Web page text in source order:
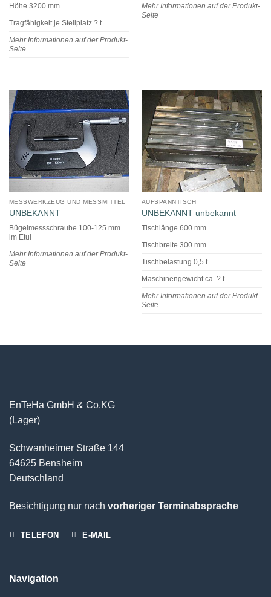
Höhe 3200 mm
Tragfähigkeit je Stellplatz ? t
Mehr Informationen auf der Produkt-
Seite
Mehr Informationen auf der Produkt-
Seite
MESSWERKZEUG UND MESSMITTEL
UNBEKANNT
Bügelmessschraube 100-125 mm
im Etui
Mehr Informationen auf der Produkt-
Seite
AUFSPANNTISCH
UNBEKANNT unbekannt
Tischlänge 600 mm
Tischbreite 300 mm
Tischbelastung 0,5 t
Maschinengewicht ca. ? t
Mehr Informationen auf der Produkt-
Seite
EnTeHa GmbH & Co.KG
(Lager)
Schwanheimer Straße 144
64625 Bensheim
Deutschland
Besichtigung nur nach vorheriger Terminabsprache
TELEFON E-MAIL
Navigation